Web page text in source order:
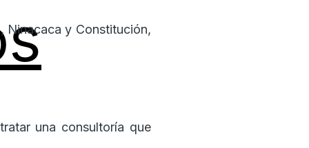
Ninacaca y Constitución,
una consultoría que